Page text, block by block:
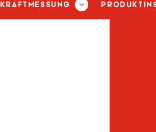
KRAFTMESSUNG